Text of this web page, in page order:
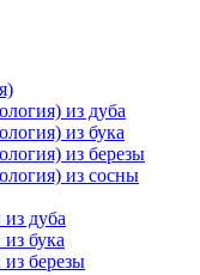
из дуба
из бука
из березы
из сосны
дуба
бука
березы